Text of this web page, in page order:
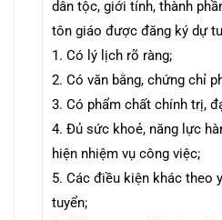
dân tộc, giới tính, thành
tôn giáo được đăng ký dự
1. Có lý lịch rõ ràng;
2. Có văn bằng, chứng chỉ
3. Có phẩm chất chính trị,
4. Đủ sức khoẻ, năng lực
hiện nhiệm vụ công việc;
5. Các điều kiện khác theo
tuyển;